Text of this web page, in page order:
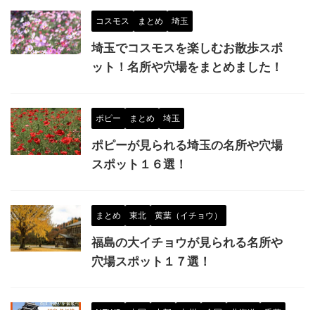
コスモス まとめ 埼玉
埼玉でコスモスを楽しむお散歩スポ
ット！名所や穴場をまとめました！
ポピー まとめ 埼玉
ポピーが見られる埼玉の名所や穴場
スポット１６選！
まとめ 東北 黄葉（イチョウ）
福島の大イチョウが見られる名所や
穴場スポット１７選！